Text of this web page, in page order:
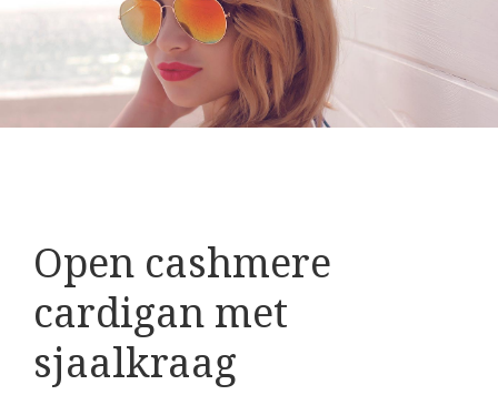
Open cashmere
cardigan met
sjaalkraag